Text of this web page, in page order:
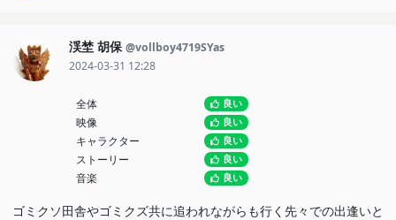
<異世界転生> <なろう系>
渓埜 胡保 @vollboy4719SYas
2024-03-31 12:28
全体 良い
映像 良い
キャラクター 良い
ストーリー 良い
音楽 良い
ゴミクソ田舎やゴミクズ共に追われながらも行く先々での出逢いと